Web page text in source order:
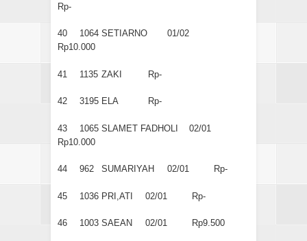
Rp-
40 1064 SETIARNO
01/02
Rp10.000
41 1135 ZAKI Rp-
42 3195 ELA Rp-
43 1065 SLAMET FADHOLI
02/01
Rp10.000
44 962 SUMARIYAH 02/01 Rp-
45 1036 PRI,ATI 02/01 Rp-
46 1003 SAEAN 02/01 Rp9.500